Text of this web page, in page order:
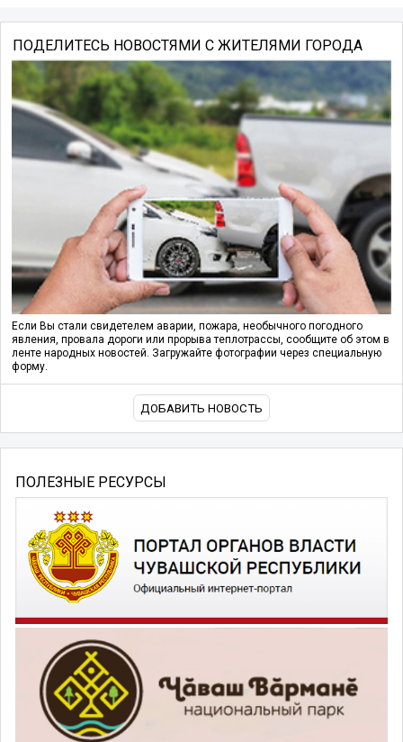
ПОДЕЛИТЕСЬ НОВОСТЯМИ С ЖИТЕЛЯМИ ГОРОДА
Если Вы стали свидетелем аварии, пожара, необычного погодного
явления, провала дороги или прорыва теплотрассы, сообщите об этом в
ленте народных новостей. Загружайте фотографии через специальную
форму.
ДОБАВИТЬ НОВОСТЬ
ПОЛЕЗНЫЕ РЕСУРСЫ